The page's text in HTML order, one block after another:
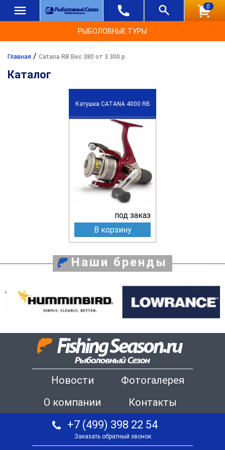
0
РЫБОЛОВНЫЕ ТУРЫ
Главная / Catana RB Вес 380 от 3 300 р.
Каталог
Катушка CATANA 4000 RB
под заказ
В корзину
Наши бренды
Новости
Фотогалерея
О компании
Контакты
+7 (499) 398 22 54
Заказать обратный звонок